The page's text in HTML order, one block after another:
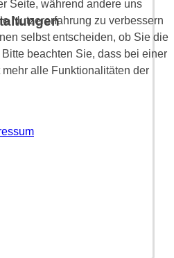
Seite, während andere uns
Nutzererfahrung zu verbessern
selbst entscheiden, ob Sie die
beachten Sie, dass bei einer
alle Funktionalitäten der